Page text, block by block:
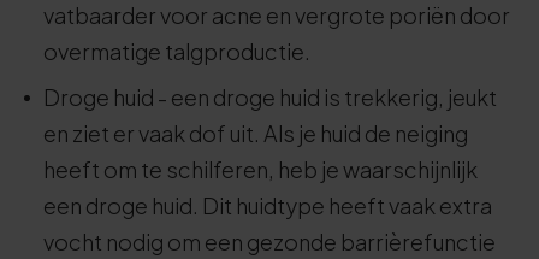
vatbaarder voor acne en vergrote poriën door
overmatige talgproductie.
Droge huid - een droge huid is trekkerig, jeukt
en ziet er vaak dof uit. Als je huid de neiging
heeft om te schilferen, heb je waarschijnlijk
een droge huid. Dit huidtype heeft vaak extra
vocht nodig om een gezonde barrièrefunctie